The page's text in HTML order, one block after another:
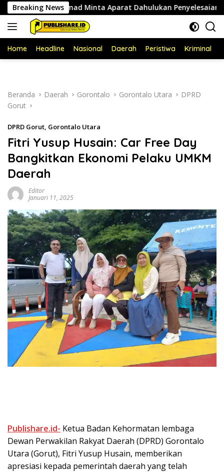
Langsung
ke
konten
Breaking News
Ahmad Minta Aparat Dahulukan Penyelesaian
Home Headline Nasional Daerah Peristiwa Kriminal
Beranda Daerah Gorontalo Gorontalo Utara
DPRD
Gorut
DPRD Gorut, Gorontalo Utara
Fitri Yusup Husain: Car Free Day
Bangkitkan Ekonomi Pelaku UMKM
Daerah
Editor
Januari 11, 2025
Publishare.id- Ketua Badan Kehormatan lembaga
Dewan Perwakilan Rakyat Daerah (DPRD) Gorontalo
Utara (Gorut), Fitri Yusup Husain, memberikan
apresiasi kepada pemerintah daerah yang telah